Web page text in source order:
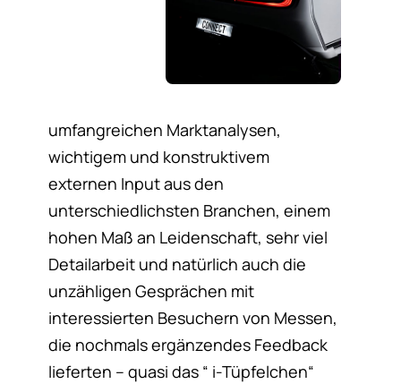
umfangreichen Marktanalysen,
wichtigem und konstruktivem
externen Input aus den
unterschiedlichsten Branchen, einem
hohen Maß an Leidenschaft, sehr viel
Detailarbeit und natürlich auch die
unzähligen Gesprächen mit
interessierten Besuchern von Messen,
die nochmals ergänzendes Feedback
lieferten – quasi das “ i-Tüpfelchen“